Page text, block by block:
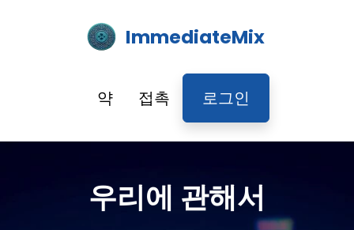
ImmediateMix
약 접촉 로그인
우리에 관해서